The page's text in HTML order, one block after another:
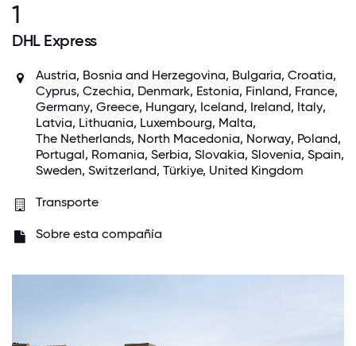
1
DHL Express
Austria, Bosnia and Herzegovina, Bulgaria, Croatia,
Cyprus, Czechia, Denmark, Estonia, Finland, France,
Germany, Greece, Hungary, Iceland, Ireland, Italy,
Latvia, Lithuania, Luxembourg, Malta,
The Netherlands, North Macedonia, Norway, Poland,
Portugal, Romania, Serbia, Slovakia, Slovenia, Spain,
Sweden, Switzerland, Türkiye, United Kingdom
Transporte
Sobre esta compañía